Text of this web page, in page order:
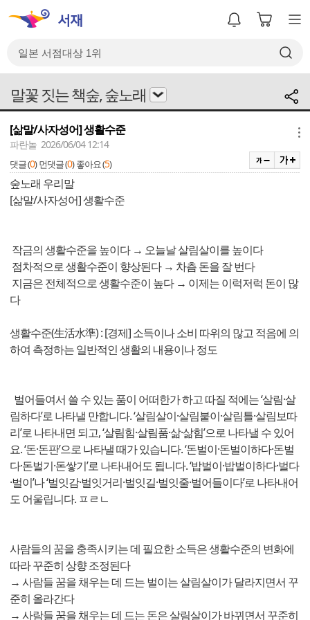
말꽃 짓는 책숲, 숲노래
[삶말/사자성어] 생활수준
파란놀 2026/06/04 12:14
댓글 (0) 먼댓글 (0) 좋아요 (5)
숲노래 우리말
[삶말/사자성어] 생활수준
작금의 생활수준을 높이다 → 오늘날 살림살이를 높이다
점차적으로 생활수준이 향상된다 → 차츰 돈을 잘 번다
지금은 전체적으로 생활수준이 높다 → 이제는 이럭저럭 돈이 많
다
생활수준(生活水準) : [경제] 소득이나 소비 따위의 많고 적음에 의
하여 측정하는 일반적인 생활의 내용이나 정도
벌어들여서 쓸 수 있는 품이 어떠한가 하고 따질 적에는 ‘살림·살
림하다’로 나타낼 만합니다. ‘살림살이·살림붙이·살림틀·살림보따
리’로 나타내면 되고, ‘살림힘·살림품·삶·삶힘’으로 나타낼 수 있어
요. ‘돈·돈판’으로 나타낼 때가 있습니다. ‘돈벌이·돈벌이하다·돈벌
다·돈벌기·돈쌓기’로 나타내어도 됩니다. ‘밥벌이·밥벌이하다·벌다
·벌이’나 ‘벌잇감·벌잇거리·벌잇길·벌잇줄·벌어들이다’로 나타내어
도 어울립니다. ㅍㄹㄴ
사람들의 꿈을 충족시키는 데 필요한 소득은 생활수준의 변화에
따라 꾸준히 상향 조정된다
→ 사람들 꿈을 채우는 데 드는 벌이는 살림살이가 달라지면서 꾸
준히 올라간다
→ 사람들 꿈을 채우는 데 드는 돈은 살림살이가 바뀌면서 꾸준히